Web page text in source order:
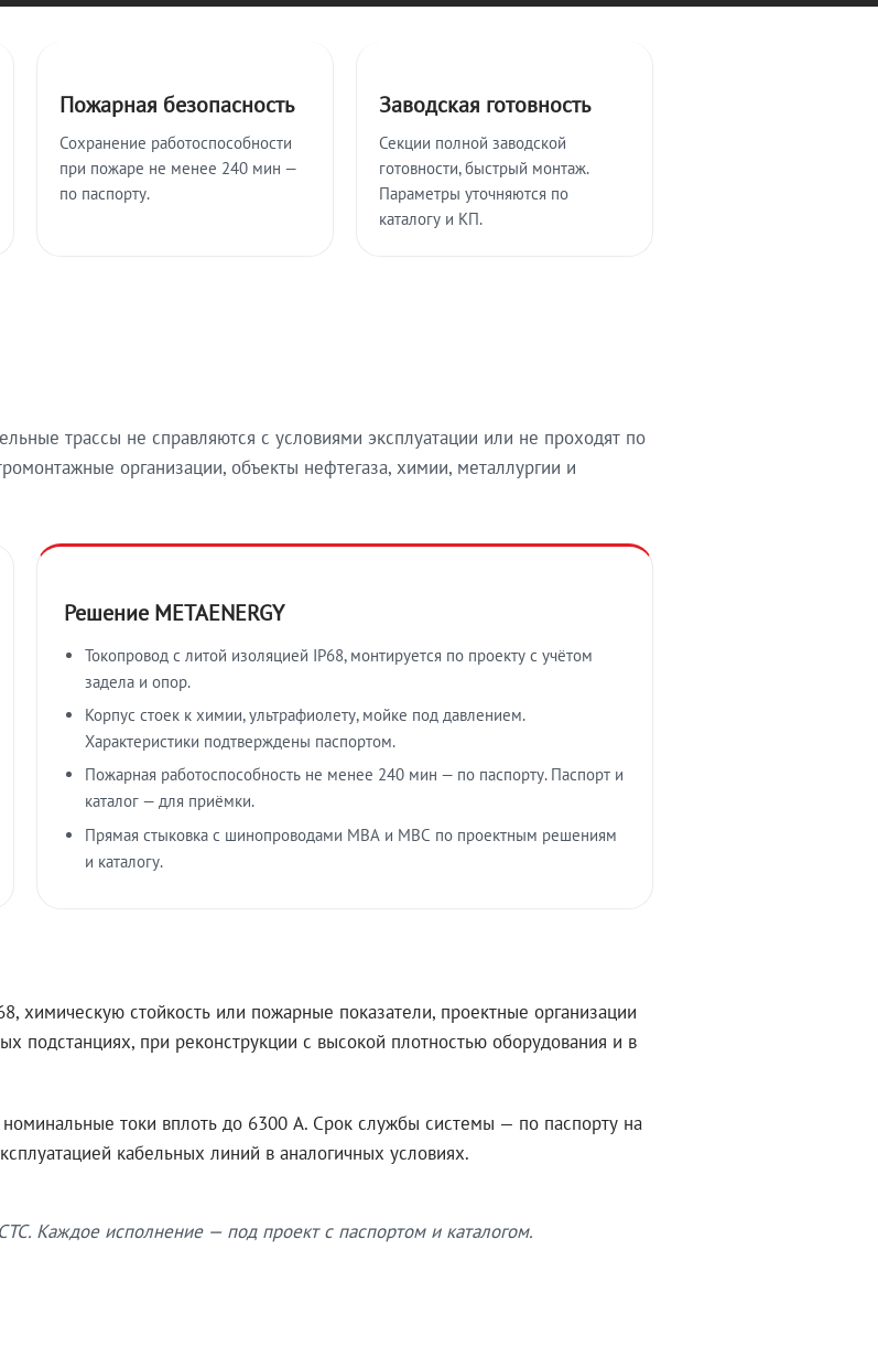
Пожарная безопасность
Сохранение работоспособности
при пожаре не менее 240 мин —
по паспорту.
Заводская готовность
Секции полной заводской
готовности, быстрый монтаж.
Параметры уточняются по
каталогу и КП.
трассы не справляются с условиями эксплуатации или не проходят по
организации, объекты нефтегаза, химии, металлургии и
Решение METAENERGY
Токопровод с литой изоляцией IP68, монтируется по проекту с учётом
задела и опор.
Корпус стоек к химии, ультрафиолету, мойке под давлением.
Характеристики подтверждены паспортом.
Пожарная работоспособность не менее 240 мин — по паспорту. Паспорт и
каталог — для приёмки.
Прямая стыковка с шинопроводами МВА и МВС по проектным решениям
и каталогу.
химическую стойкость или пожарные показатели, проектные организации
подстанциях, при реконструкции с высокой плотностью оборудования и в
токи вплоть до 6300 А. Срок службы системы — по паспорту на
кабельных линий в аналогичных условиях.
Каждое исполнение — под проект с паспортом и каталогом.